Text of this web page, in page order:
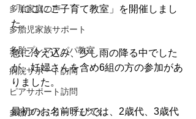
多胎家庭の声
多胎児家族サポート
多胎プレママパパ教室
病院サポート訪問
ピアサポート訪問
多胎ファミリーフェスタ
「にこにこ子育て教室」を開催しまし
た。
急に冷え込み、少し雨の降る中でした
が、妊婦さんを含め6組の方の参加があ
りました。
最初のお名前呼びでは、2歳代、3歳代